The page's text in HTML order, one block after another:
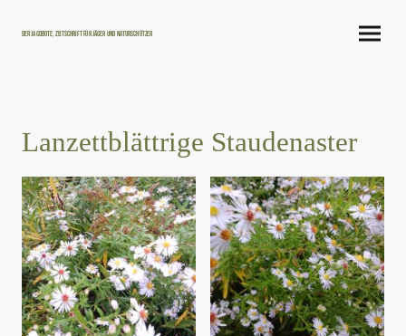
Der Jagdbote, Zeitschrift für Jäger und Naturschützer
Lanzettblättrige Staudenaster